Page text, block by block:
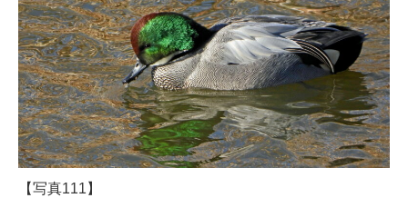
【写真111】